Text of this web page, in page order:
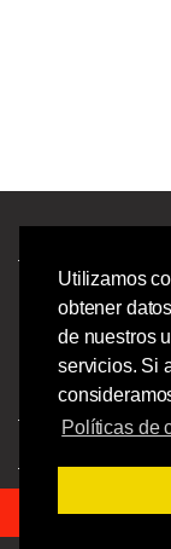
Utilizamos
obtener
de nuestros
servicios. Si
Políticas de
© 2023